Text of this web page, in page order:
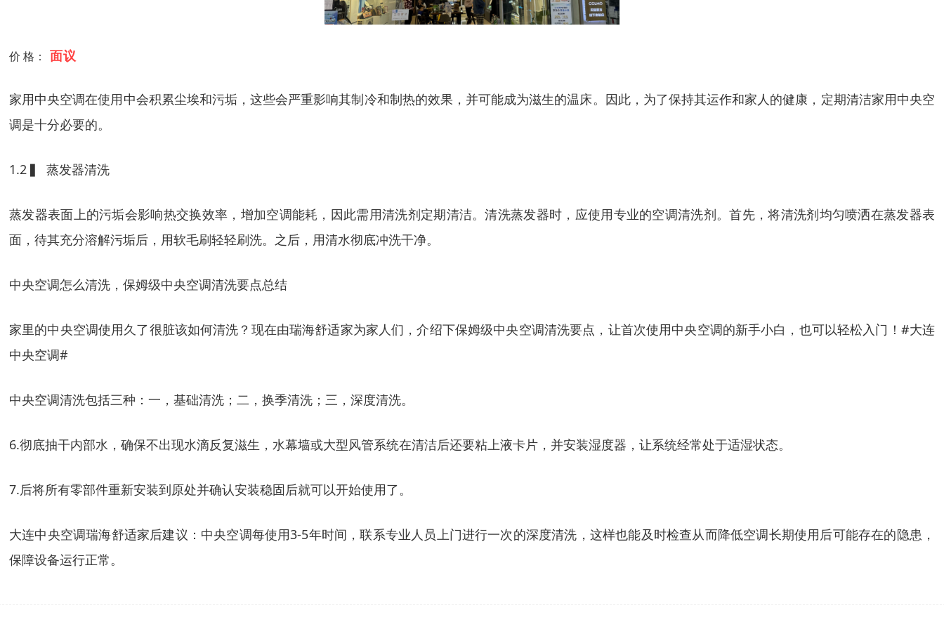
价 格： 面议
家用中央空调在使用中会积累尘埃和污垢，这些会严重影响其制冷和制热的效果，并可能成为滋生的温床。因此，为了保持其运作和家人的健康，定期清洁家用中央空
调是十分必要的。
1.2 ▍ 蒸发器清洗
蒸发器表面上的污垢会影响热交换效率，增加空调能耗，因此需用清洗剂定期清洁。清洗蒸发器时，应使用专业的空调清洗剂。首先，将清洗剂均匀喷洒在蒸发器表
面，待其充分溶解污垢后，用软毛刷轻轻刷洗。之后，用清水彻底冲洗干净。
中央空调怎么清洗，保姆级中央空调清洗要点总结
家里的中央空调使用久了很脏该如何清洗？现在由瑞海舒适家为家人们，介绍下保姆级中央空调清洗要点，让首次使用中央空调的新手小白，也可以轻松入门！#大连
中央空调#
中央空调清洗包括三种：一，基础清洗；二，换季清洗；三，深度清洗。
6.彻底抽干内部水，确保不出现水滴反复滋生，水幕墙或大型风管系统在清洁后还要粘上液卡片，并安装湿度器，让系统经常处于适湿状态。
7.后将所有零部件重新安装到原处并确认安装稳固后就可以开始使用了。
大连中央空调瑞海舒适家后建议：中央空调每使用3-5年时间，联系专业人员上门进行一次的深度清洗，这样也能及时检查从而降低空调长期使用后可能存在的隐患，
保障设备运行正常。